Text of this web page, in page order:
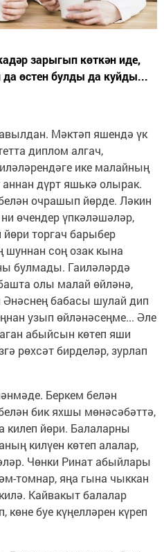
зарыгып көткән иде,
өстен булды да куйды...
Мәктәп яшендә үк
диплом алгач,
ике малайның
дүрт яшькә олырак.
очрашып йөрде. Ләкин
өчендер үпкәләшәләр,
торгач барыбер
соң озак кына
булмады. Гаиләләрдә
олы малай өйләнә,
бабасы шулай дип
узып өйләнәсеңме... Әле
абыйсын көтеп яши
рөхсәт бирделәр, зурлап
Беркем белән
бик яхшы мөнәсәбәттә,
килеп йөри. Балаларны
килүен көтеп алалар,
Чөнки Ринат абыйлары
томнар, яңа гына чыккан
Кайвакыт балалар
буе күңелләрен күреп